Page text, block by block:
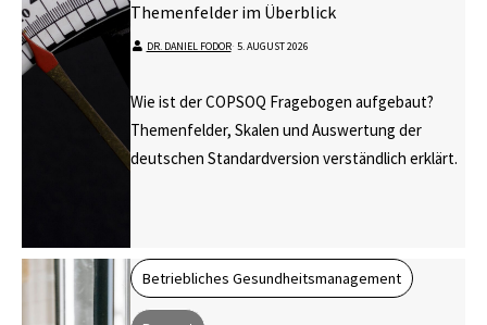
Themenfelder im Überblick
DR. DANIEL FODOR⋅ 5. AUGUST 2026
Wie ist der COPSOQ Fragebogen aufgebaut?
Themenfelder, Skalen und Auswertung der
deutschen Standardversion verständlich erklärt.
Betriebliches Gesundheitsmanagement